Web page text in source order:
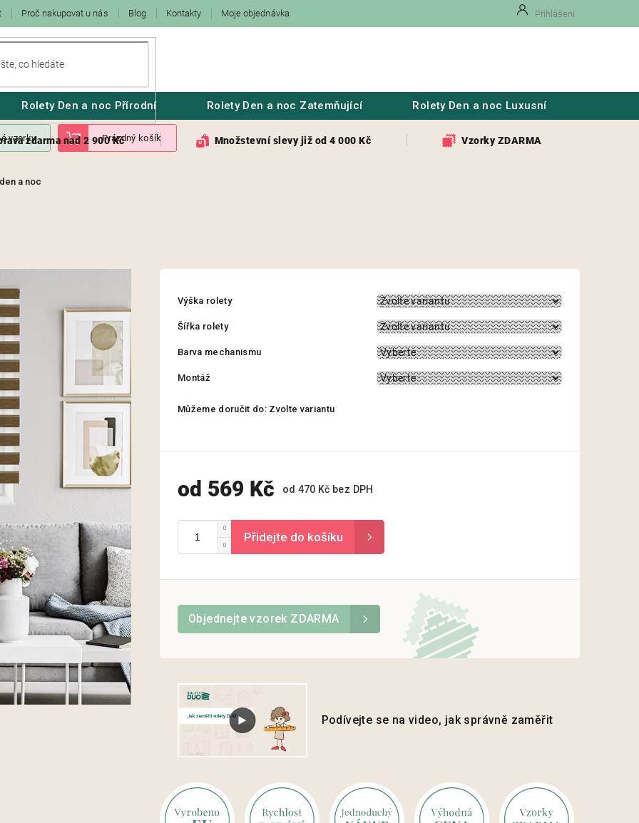
Proč nakupovat u nás Blog Kontakty Moje objednávka Přihlášení
vzorky
Nákupní
košík
Prázdný košík
Rolety Den a noc Přírodní Rolety Den a noc Zatemňující Rolety Den a noc Luxusní
zdarma nad 2 900 Kč Množstevní slevy již od 4 000 Kč Vzorky ZDARMA
a noc
od 569 Kč od 470 Kč bez DPH
Výška rolety
Šířka rolety
Barva mechanismu
Montáž
Můžeme doručit do: Zvolte variantu
Objednejte vzorek ZDARMA
Podívejte se na video, jak správně zaměřit